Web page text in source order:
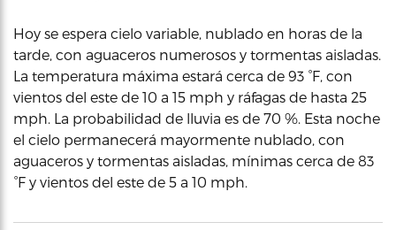
Hoy se espera cielo variable, nublado en horas de la
tarde, con aguaceros numerosos y tormentas aisladas.
La temperatura máxima estará cerca de 93 °F, con
vientos del este de 10 a 15 mph y ráfagas de hasta 25
mph. La probabilidad de lluvia es de 70 %. Esta noche
el cielo permanecerá mayormente nublado, con
aguaceros y tormentas aisladas, mínimas cerca de 83
°F y vientos del este de 5 a 10 mph.